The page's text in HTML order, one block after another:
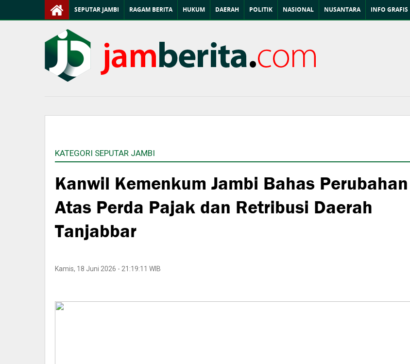
SEPUTAR JAMBI RAGAM BERITA HUKUM DAERAH POLITIK NASIONAL NUSANTARA INFO GRAFIS
KATEGORI SEPUTAR JAMBI
Kanwil Kemenkum Jambi Bahas Perubahan
Atas Perda Pajak dan Retribusi Daerah
Tanjabbar
Kamis, 18 Juni 2026 - 21:19:11 WIB